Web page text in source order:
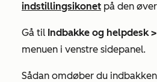
indstillingsikonet på den
Gå til Indbakke og helpdesk >
menuen i venstre sidepanel.
Sådan omdøber du